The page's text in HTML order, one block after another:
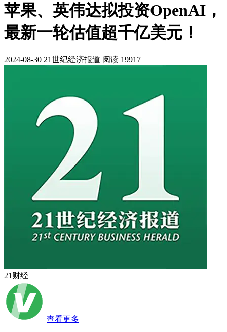
苹果、英伟达拟投资OpenAI，
最新一轮估值超千亿美元！
2024-08-30 21世纪经济报道 阅读 19917
21财经
查看更多